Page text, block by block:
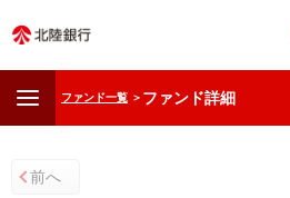
ファンド一覧 ＞ ファンド詳細
前へ